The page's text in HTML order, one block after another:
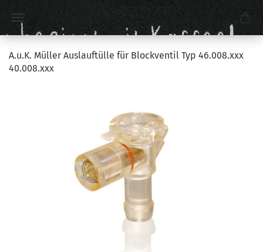
A.u.K. Müller Auslauftülle für Blockventil Typ 46.008.xxx
40.008.xxx